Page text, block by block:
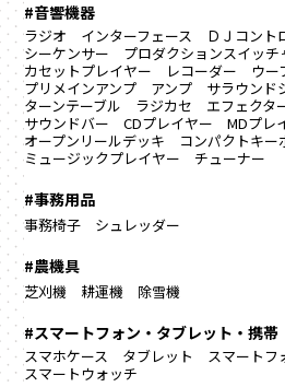
#音響機器
ラジオ インターフェース ＤＪコント
シーケンサー
プロダクションスイッチ
カセットプレイヤー
レコーダー ウー
プリメインアンプ
アンプ サラウンド
ターンテーブル
ラジカセ エフェクタ
サウンドバー
CDプレイヤー
MDプレ
オープンリールデッキ
コンパクトキー
ミュージックプレイヤー
チューナー
#事務用品
事務椅子 シュレッダー
#農機具
芝刈機 耕運機 除雪機
#スマートフォン・タブレット・携帯
スマホケース タブレット スマートフ
スマートウォッチ